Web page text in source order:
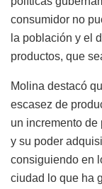
consumidor no
la población y el
productos, que
Molina destacó
escasez de
un incremento
y su poder
consiguiendo en
ciudad lo que ha